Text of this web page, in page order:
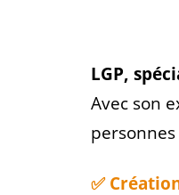
LGP,
Avec son
✅